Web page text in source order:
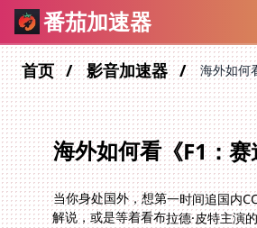
番茄加速器
首页 影音加速器 海外如何
海外如何看《F1：
当你身处国外，想第一时间追国内
解说，或是等着看布拉德·皮特主演
道风云》在国内平台上线，却只看
仅限中国大陆地区播放”提示，这种
外华人都懂。网络地域限制，就像一
的你和熟悉的娱乐内容隔开。无论
上的游戏赛事，还是想用优酷追欧洲
你的IP地址暴露了你的海外身份。别
其实很直接：通过一款可靠的回国加
接“看起来”像是从国内发出。这篇文